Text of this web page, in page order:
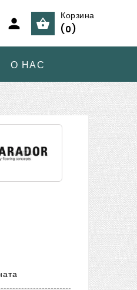
 
Корзина
(0)
О НАС